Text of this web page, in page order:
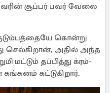
சூப்பர் பவர் வேலை
கொன்று
செல்கிறான், அதில் அந்த
மட்டும் தப்பித்து க்ரம்-
கட்டுகிறார்.